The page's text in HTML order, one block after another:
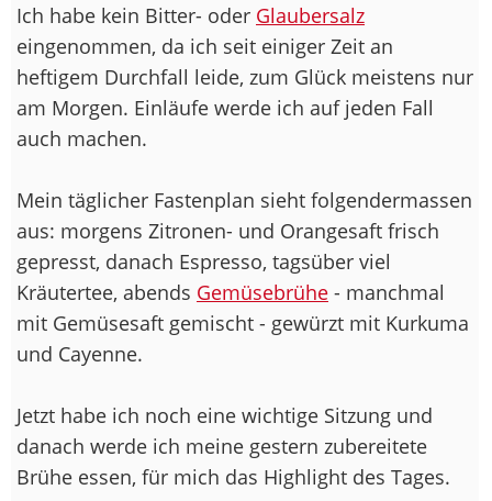
Ich habe kein Bitter- oder Glaubersalz
eingenommen, da ich seit einiger Zeit an
heftigem Durchfall leide, zum Glück meistens nur
am Morgen. Einläufe werde ich auf jeden Fall
auch machen.
Mein täglicher Fastenplan sieht folgendermassen
aus: morgens Zitronen- und Orangesaft frisch
gepresst, danach Espresso, tagsüber viel
Kräutertee, abends Gemüsebrühe - manchmal
mit Gemüsesaft gemischt - gewürzt mit Kurkuma
und Cayenne.
Jetzt habe ich noch eine wichtige Sitzung und
danach werde ich meine gestern zubereitete
Brühe essen, für mich das Highlight des Tages.